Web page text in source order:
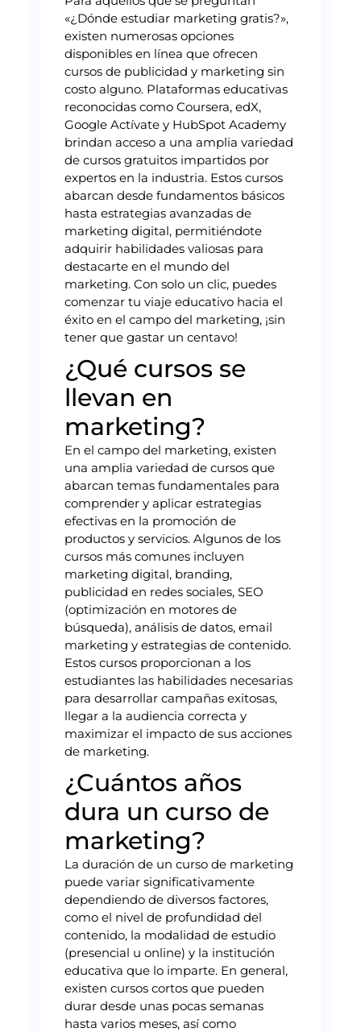
«¿Dónde estudiar marketing gratis?»,
existen numerosas opciones
disponibles en línea que ofrecen
cursos de publicidad y marketing sin
costo alguno. Plataformas educativas
reconocidas como Coursera, edX,
Google Actívate y HubSpot Academy
brindan acceso a una amplia variedad
de cursos gratuitos impartidos por
expertos en la industria. Estos cursos
abarcan desde fundamentos básicos
hasta estrategias avanzadas de
marketing digital, permitiéndote
adquirir habilidades valiosas para
destacarte en el mundo del
marketing. Con solo un clic, puedes
comenzar tu viaje educativo hacia el
éxito en el campo del marketing, ¡sin
tener que gastar un centavo!
¿Qué cursos se
llevan en
marketing?
En el campo del marketing, existen
una amplia variedad de cursos que
abarcan temas fundamentales para
comprender y aplicar estrategias
efectivas en la promoción de
productos y servicios. Algunos de los
cursos más comunes incluyen
marketing digital, branding,
publicidad en redes sociales, SEO
(optimización en motores de
búsqueda), análisis de datos, email
marketing y estrategias de contenido.
Estos cursos proporcionan a los
estudiantes las habilidades necesarias
para desarrollar campañas exitosas,
llegar a la audiencia correcta y
maximizar el impacto de sus acciones
de marketing.
¿Cuántos años
dura un curso de
marketing?
La duración de un curso de marketing
puede variar significativamente
dependiendo de diversos factores,
como el nivel de profundidad del
contenido, la modalidad de estudio
(presencial u online) y la institución
educativa que lo imparte. En general,
existen cursos cortos que pueden
durar desde unas pocas semanas
hasta varios meses, así como